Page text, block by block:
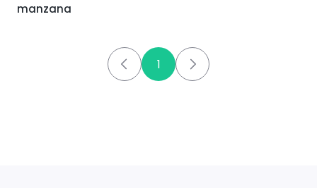
manzana
1